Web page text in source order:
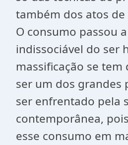
também dos atos de
O consumo passou
indissociável do ser
massificação se
ser um dos grandes
ser enfrentado pela
contemporânea,
esse consumo em